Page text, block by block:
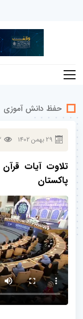
حفظ دانش آموزی
29بهمن1402
تلاوت آیات
پاکستان